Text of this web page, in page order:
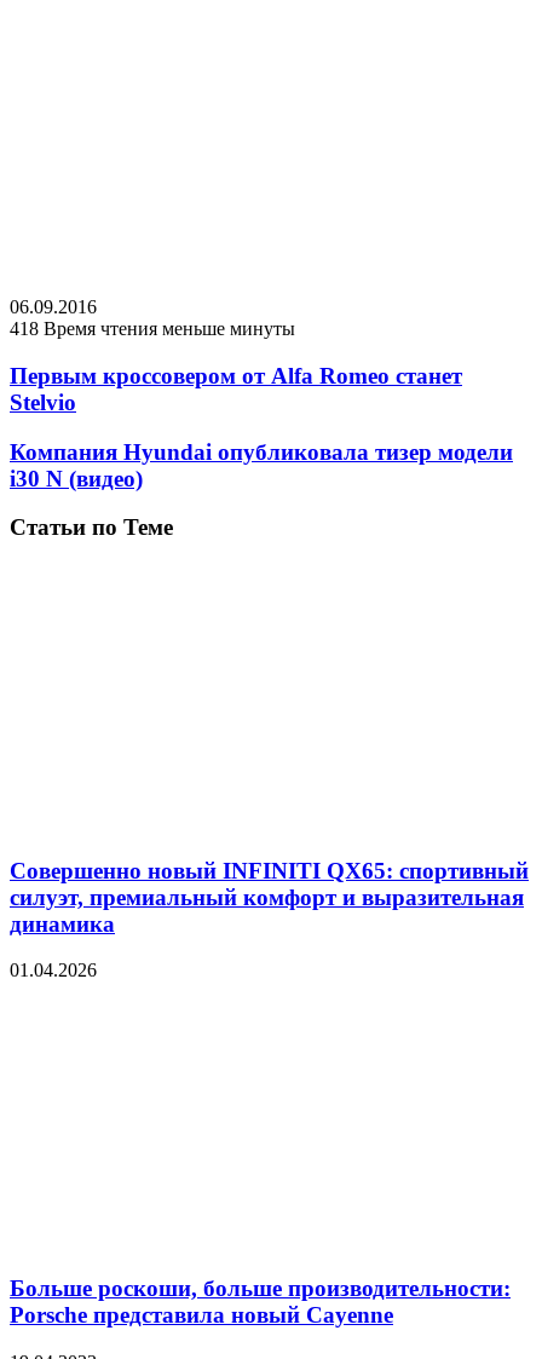
06.09.2016
418 Время чтения меньше минуты
Первым кроссовером от Alfa Romeo станет
Stelvio
Компания Hyundai опубликовала тизер модели
i30 N (видео)
Статьи по Теме
Совершенно новый INFINITI QX65: спортивный
силуэт, премиальный комфорт и выразительная
динамика
01.04.2026
Больше роскоши, больше производительности:
Porsche представила новый Cayenne